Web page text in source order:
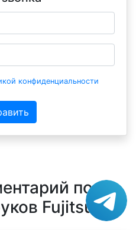
конфиденциальности
по
Fujitsu